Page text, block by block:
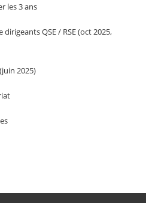
les 3 ans
dirigeants QSE / RSE (oct 2025,
2025)